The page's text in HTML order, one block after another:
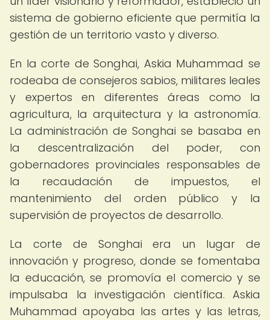
sistema de gobierno eficiente que permitía la
gestión de un territorio vasto y diverso.
En la corte de Songhai, Askia Muhammad se
rodeaba de consejeros sabios, militares leales
y expertos en diferentes áreas como la
agricultura, la arquitectura y la astronomía.
La administración de Songhai se basaba en
la descentralización del poder, con
gobernadores provinciales responsables de
la recaudación de impuestos, el
mantenimiento del orden público y la
supervisión de proyectos de desarrollo.
La corte de Songhai era un lugar de
innovación y progreso, donde se fomentaba
la educación, se promovía el comercio y se
impulsaba la investigación científica. Askia
Muhammad apoyaba las artes y las letras,